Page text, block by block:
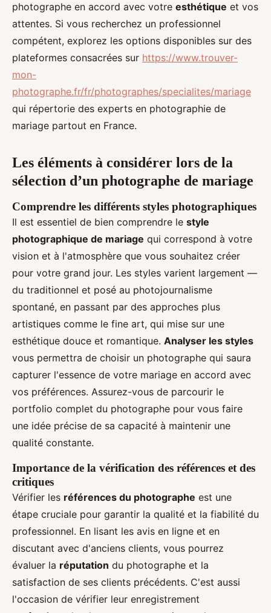
photographe en accord avec votre esthétique et vos
attentes. Si vous recherchez un professionnel
compétent, explorez les options disponibles sur des
plateformes consacrées sur https://www.trouver-
mon-
photographe.fr/fr/photographes/specialites/mariage
qui répertorie des experts en photographie de
mariage partout en France.
Les éléments à considérer lors de la
sélection d’un photographe de mariage
Comprendre les différents styles photographiques
Il est essentiel de bien comprendre le style
photographique de mariage qui correspond à votre
vision et à l'atmosphère que vous souhaitez créer
pour votre grand jour. Les styles varient largement —
du traditionnel et posé au photojournalisme
spontané, en passant par des approches plus
artistiques comme le fine art, qui mise sur une
esthétique douce et romantique. Analyser les styles
vous permettra de choisir un photographe qui saura
capturer l'essence de votre mariage en accord avec
vos préférences. Assurez-vous de parcourir le
portfolio complet du photographe pour vous faire
une idée précise de sa capacité à maintenir une
qualité constante.
Importance de la vérification des références et des
critiques
Vérifier les références du photographe est une
étape cruciale pour garantir la qualité et la fiabilité du
professionnel. En lisant les avis en ligne et en
discutant avec d'anciens clients, vous pourrez
évaluer la réputation du photographe et la
satisfaction de ses clients précédents. C'est aussi
l'occasion de vérifier leur enregistrement